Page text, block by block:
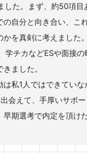
した。まず、約50項目
の自分と向き合い、こ
かを真剣に考えました
学チカなどESや面接
ました。
は私1人ではできていな
会えて、手厚いサポ
早期選考で内定を頂け